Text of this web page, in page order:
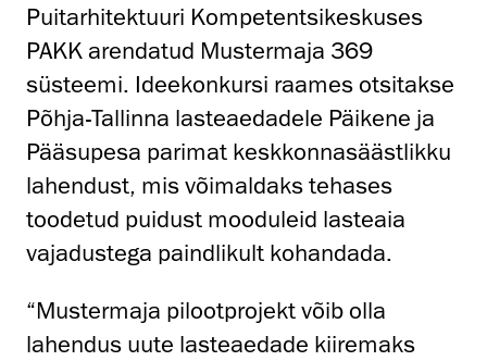
Puitarhitektuuri Kompetentsikeskuses
PAKK arendatud Mustermaja 369
süsteemi. Ideekonkursi raames otsitakse
Põhja-Tallinna lasteaedadele Päikene ja
Pääsupesa parimat keskkonnasäästlikku
lahendust, mis võimaldaks tehases
toodetud puidust mooduleid lasteaia
vajadustega paindlikult kohandada.
“Mustermaja pilootprojekt võib olla
lahendus uute lasteaedade kiiremaks